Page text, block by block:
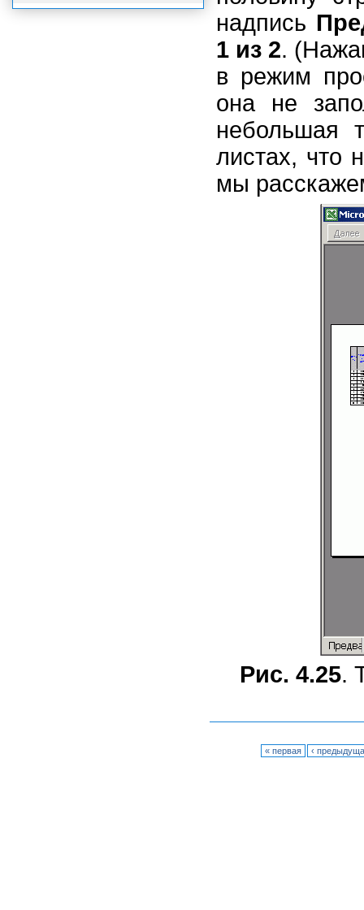
надпись
1 из 2.
в режим
она не
небольшая
листах, что
мы
Рис. 4.25.
« первая ‹